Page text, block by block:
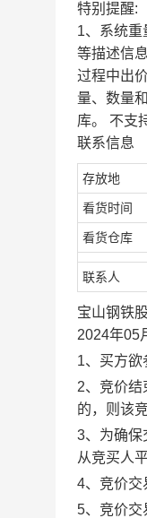
特别提醒:
1、系统重
等描述信
过程中出
量、数量
库。 不支
联系信息
存放地
看货时间
看货仓库
联系人
宝山钢铁
2024年05
1、买方欲
2、竞价
的，则该
3、为确保
从竞买人
4、竞价交
5、竞价交